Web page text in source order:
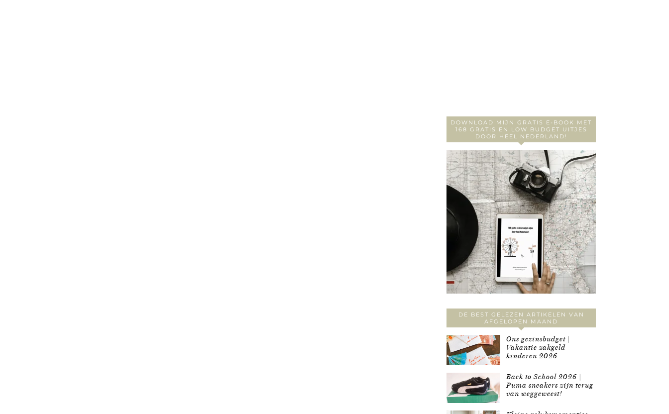
DOWNLOAD MIJN GRATIS E-BOOK MET
168 GRATIS EN LOW BUDGET UITJES
DOOR HEEL NEDERLAND!
DE BEST GELEZEN ARTIKELEN VAN
AFGELOPEN MAAND
Ons gezinsbudget |
Vakantie zakgeld
kinderen 2026
Back to School 2026 |
Puma sneakers zijn terug
van weggeweest!